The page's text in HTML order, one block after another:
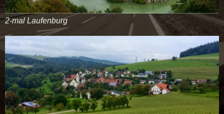
2-mal Laufenburg